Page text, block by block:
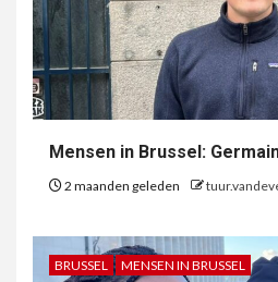
Mensen in Brussel:
2 maanden geleden
BRUSSEL MENSEN IN BRUSSEL